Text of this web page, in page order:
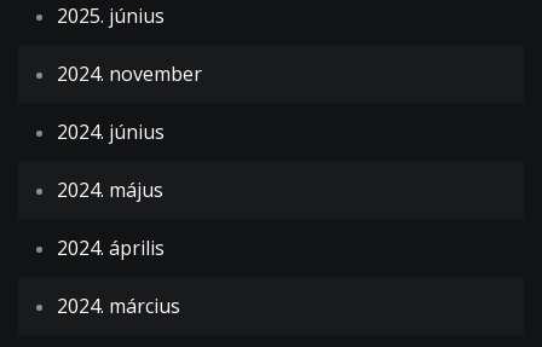
2025. június
2024. november
2024. június
2024. május
2024. április
2024. március